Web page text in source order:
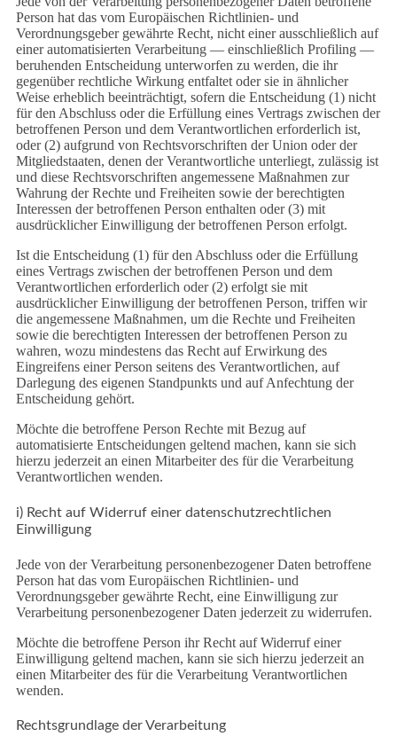
Person hat das vom Europäischen Richtlinien- und
Verordnungsgeber gewährte Recht, nicht einer ausschließlich auf
einer automatisierten Verarbeitung — einschließlich Profiling —
beruhenden Entscheidung unterworfen zu werden, die ihr
gegenüber rechtliche Wirkung entfaltet oder sie in ähnlicher
Weise erheblich beeinträchtigt, sofern die Entscheidung (1) nicht
für den Abschluss oder die Erfüllung eines Vertrags zwischen der
betroffenen Person und dem Verantwortlichen erforderlich ist,
oder (2) aufgrund von Rechtsvorschriften der Union oder der
Mitgliedstaaten, denen der Verantwortliche unterliegt, zulässig ist
und diese Rechtsvorschriften angemessene Maßnahmen zur
Wahrung der Rechte und Freiheiten sowie der berechtigten
Interessen der betroffenen Person enthalten oder (3) mit
ausdrücklicher Einwilligung der betroffenen Person erfolgt.
Ist die Entscheidung (1) für den Abschluss oder die Erfüllung
eines Vertrags zwischen der betroffenen Person und dem
Verantwortlichen erforderlich oder (2) erfolgt sie mit
ausdrücklicher Einwilligung der betroffenen Person, triffen wir
die angemessene Maßnahmen, um die Rechte und Freiheiten
sowie die berechtigten Interessen der betroffenen Person zu
wahren, wozu mindestens das Recht auf Erwirkung des
Eingreifens einer Person seitens des Verantwortlichen, auf
Darlegung des eigenen Standpunkts und auf Anfechtung der
Entscheidung gehört.
Möchte die betroffene Person Rechte mit Bezug auf
automatisierte Entscheidungen geltend machen, kann sie sich
hierzu jederzeit an einen Mitarbeiter des für die Verarbeitung
Verantwortlichen wenden.
i) Recht auf Widerruf einer datenschutzrechtlichen
Einwilligung
Jede von der Verarbeitung personenbezogener Daten betroffene
Person hat das vom Europäischen Richtlinien- und
Verordnungsgeber gewährte Recht, eine Einwilligung zur
Verarbeitung personenbezogener Daten jederzeit zu widerrufen.
Möchte die betroffene Person ihr Recht auf Widerruf einer
Einwilligung geltend machen, kann sie sich hierzu jederzeit an
einen Mitarbeiter des für die Verarbeitung Verantwortlichen
wenden.
Rechtsgrundlage der Verarbeitung